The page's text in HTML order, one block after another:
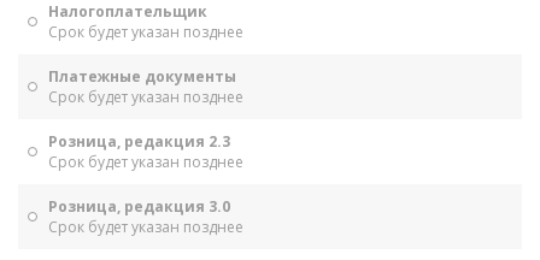
Налогоплательщик
Срок будет указан позднее
Платежные документы
Срок будет указан позднее
Розница, редакция 2.3
Срок будет указан позднее
Розница, редакция 3.0
Срок будет указан позднее